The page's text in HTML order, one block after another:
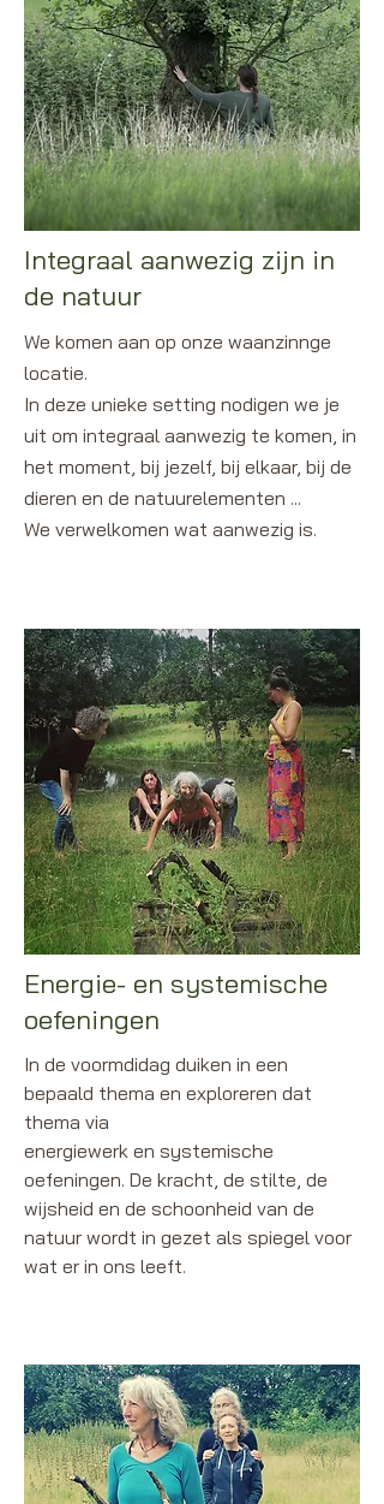
Integraal aanwezig zijn in
de natuur
We komen aan op onze waanzinnge
locatie.
In deze unieke setting nodigen we je
uit om integraal aanwezig te komen, in
het moment, bij jezelf, bij elkaar, bij de
dieren en de natuurelementen ...
We verwelkomen wat aanwezig is.
Energie- en systemische
oefeningen
In de voormdidag duiken in een
bepaald thema en exploreren dat
thema via
energiewerk en systemische
oefeningen. De kracht, de stilte, de
wijsheid en de schoonheid van de
natuur wordt in gezet als spiegel voor
wat er in ons leeft.